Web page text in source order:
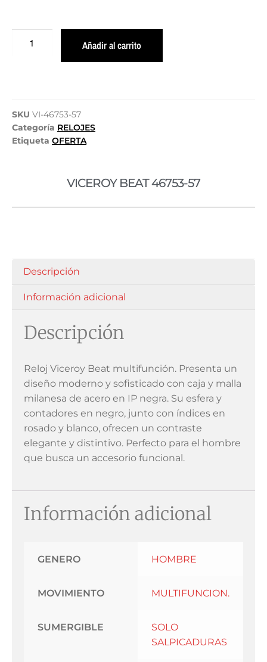
Añadir al carrito
SKU VI-46753-57
Categoría RELOJES
Etiqueta OFERTA
VICEROY BEAT 46753-57
Descripción
Información adicional
Descripción
Reloj Viceroy Beat multifunción. Presenta un
diseño moderno y sofisticado con caja y malla
milanesa de acero en IP negra. Su esfera y
contadores en negro, junto con índices en
rosado y blanco, ofrecen un contraste
elegante y distintivo. Perfecto para el hombre
que busca un accesorio funcional.
Información adicional
GENERO HOMBRE
MOVIMIENTO MULTIFUNCION.
SUMERGIBLE
SOLO
SALPICADURAS